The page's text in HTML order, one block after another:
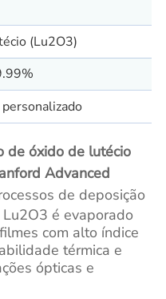
(Lu2O3)
de óxido de lutécio
Advanced
de deposição
é evaporado
com alto índice
térmica e
ópticas e